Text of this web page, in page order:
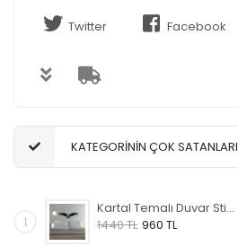
Twitter Facebook
KATEGORİNİN ÇOK SATANLARI
1
Kartal Temalı Duvar Sticker
1440 TL 960 TL